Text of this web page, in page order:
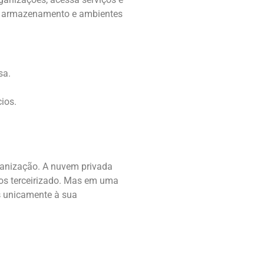
e ambientes
A nuvem privada
terceirizado. Mas em uma
à sua